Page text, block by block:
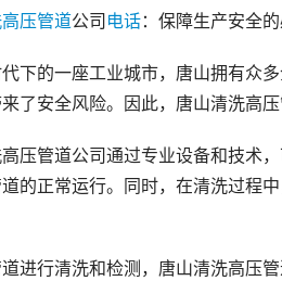
高压管道公司电话：保障生产安全
下的一座工业城市，唐山拥有众
了安全风险。因此，唐山清洗高压
压管道公司通过专业设备和技术
的正常运行。同时，在清洗过程
进行清洗和检测，唐山清洗高压